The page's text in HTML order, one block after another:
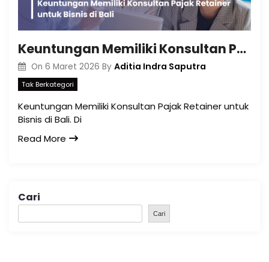
Keuntungan Memiliki Konsultan Pajak Retainer untuk Bisnis di Bali
On 6 Maret 2026 By Aditia Indra Saputra
Tak Berkategori
Keuntungan Memiliki Konsultan Pajak Retainer untuk
Bisnis di Bali. Di
Read More
Cari
Cari